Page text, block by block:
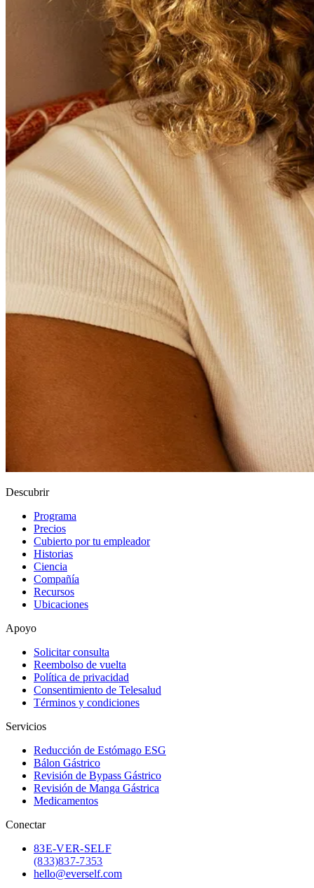
Descubrir
Programa
Precios
Cubierto por tu empleador
Historias
Ciencia
Compañía
Recursos
Ubicaciones
Apoyo
Solicitar consulta
Reembolso de vuelta
Política de privacidad
Consentimiento de Telesalud
Términos y condiciones
Servicios
Reducción de Estómago ESG
Bálon Gástrico
Revisión de Bypass Gástrico
Revisión de Manga Gástrica
Medicamentos
Conectar
83E-VER-SELF
(833) 837-7353
hello@everself.com